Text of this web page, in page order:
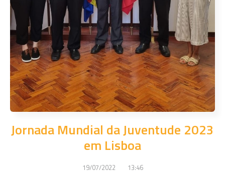
Jornada Mundial da Juventude 2023
em Lisboa
19/07/2022 13:46